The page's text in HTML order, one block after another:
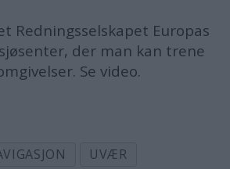
Redningsselskapet Europas
der man kan trene
Se video.
UVÆR